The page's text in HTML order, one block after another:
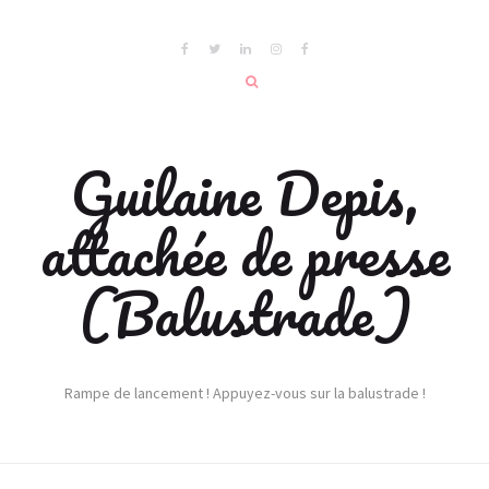
Guilaine Depis,
attachée de presse
(Balustrade)
Rampe de lancement ! Appuyez-vous sur la balustrade !